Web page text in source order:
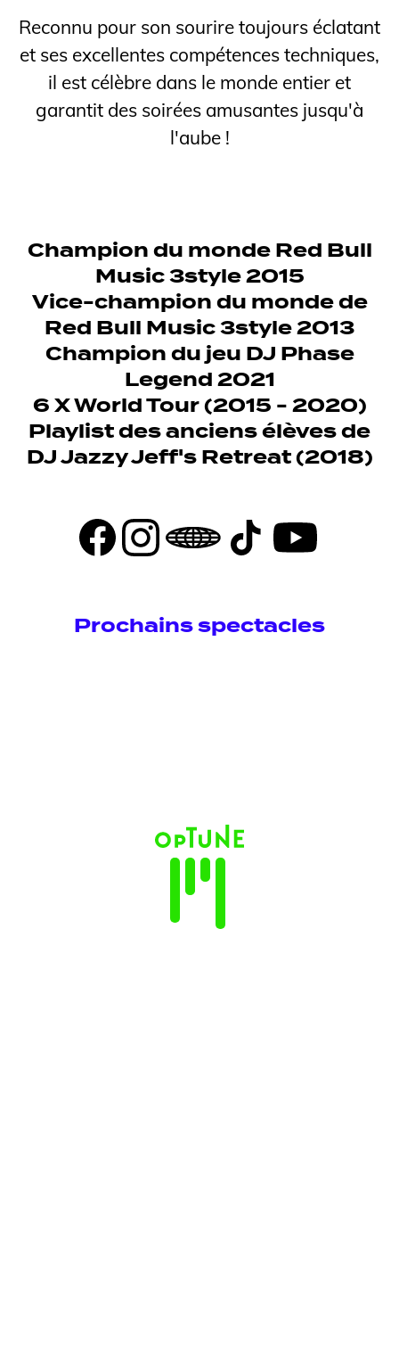
Reconnu pour son sourire toujours éclatant
et ses excellentes compétences techniques,
il est célèbre dans le monde entier et
garantit des soirées amusantes jusqu'à
l'aube !
Champion du monde Red Bull
Music 3style 2015
Vice-champion du monde de
Red Bull Music 3style 2013
Champion du jeu DJ Phase
Legend 2021
6 X World Tour (2015 - 2020)
Playlist des anciens élèves de
DJ Jazzy Jeff's Retreat (2018)
Prochains spectacles